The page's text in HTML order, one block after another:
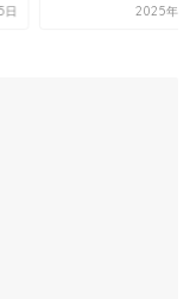
2025年11